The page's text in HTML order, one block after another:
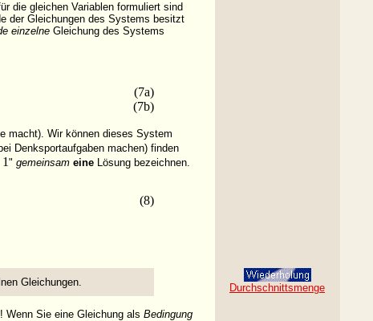
die gleichen Variablen formuliert sind
der Gleichungen des Systems besitzt
einzelneGleichung des Systems
(7a)
(7b)
macht). Wir können dieses System
Denksportaufgaben machen) finden
" gemeinsam eineLösung bezeichnen.
(8)
Gleichungen.
Wenn Sie eine Gleichung als Bedingung
Durchschnittsmenge